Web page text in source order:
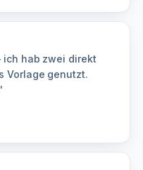
ich hab zwei direkt
Vorlage genutzt.